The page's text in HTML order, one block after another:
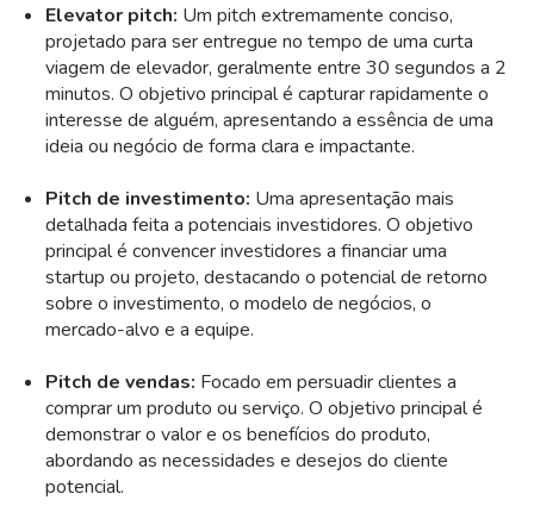
Elevator pitch: Um pitch extremamente conciso,
projetado para ser entregue no tempo de uma curta
viagem de elevador, geralmente entre 30 segundos a 2
minutos. O objetivo principal é capturar rapidamente o
interesse de alguém, apresentando a essência de uma
ideia ou negócio de forma clara e impactante.
Pitch de investimento: Uma apresentação mais
detalhada feita a potenciais investidores. O objetivo
principal é convencer investidores a financiar uma
startup ou projeto, destacando o potencial de retorno
sobre o investimento, o modelo de negócios, o
mercado-alvo e a equipe.
Pitch de vendas: Focado em persuadir clientes a
comprar um produto ou serviço. O objetivo principal é
demonstrar o valor e os benefícios do produto,
abordando as necessidades e desejos do cliente
potencial.